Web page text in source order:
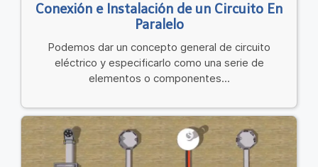
Conexión e Instalación de un Circuito En
Paralelo
Podemos dar un concepto general de circuito
eléctrico y especificarlo como una serie de
elementos o componentes...